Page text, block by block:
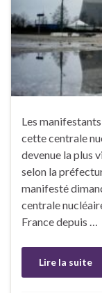
Les
cette centrale
devenue la plus
selon la
manifesté
centrale
France depuis …
Lire la suite